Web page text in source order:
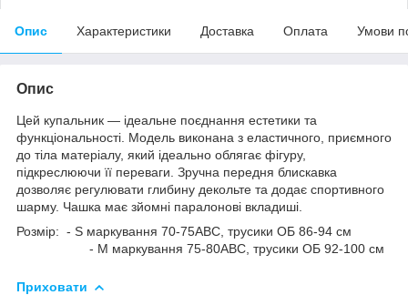
Опис Характеристики Доставка Оплата Умови
Опис
Цей купальник — ідеальне поєднання естетики та
функціональності. Модель виконана з еластичного, приємного
до тіла матеріалу, який ідеально облягає фігуру,
підкреслюючи її переваги. Зручна передня блискавка
дозволяє регулювати глибину декольте та додає спортивного
шарму. Чашка має зйомні паралонові вкладиші.
Розмір: - S маркування 70-75АВС, трусики ОБ 86-94 см
- M маркування 75-80АВС, трусики ОБ 92-100 см
Приховати